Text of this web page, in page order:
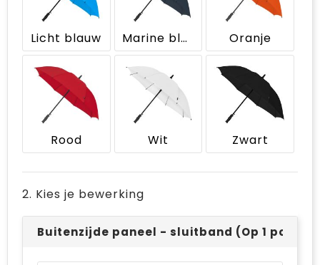
Bodywarmers
Ondergoed en Sokken
Ademhalingsbescherming
Jute tassen
Laptop hoezen en tassen
Schoudertassen
Tablettassen
Licht blauw Marine blauw Oranje
Rood Wit Zwart
2. Kies je bewerking
Buitenzijde paneel - sluitband (Op 1 positie)